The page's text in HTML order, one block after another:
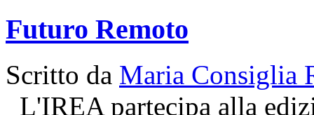
Futuro Remoto
Scritto da Maria Consiglia
L'IREA partecipa alla